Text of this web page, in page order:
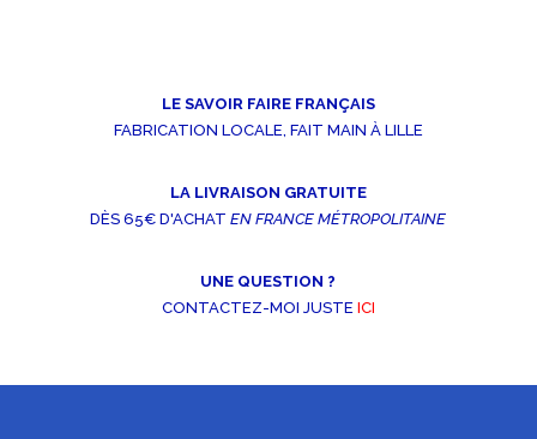
LE SAVOIR FAIRE FRANÇAIS
FABRICATION LOCALE, FAIT MAIN À LILLE
LA LIVRAISON GRATUITE
DÈS 65€ D'ACHATEN FRANCE MÉTROPOLITAINE
UNE QUESTION ?
CONTACTEZ-MOI JUSTE ICI